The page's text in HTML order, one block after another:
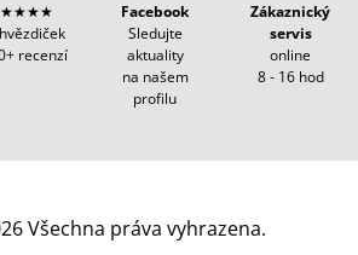
recenzí
Facebook
Sledujte
aktuality
na našem
profilu
Zákaznický
servis
online
8 - 16 hod
Všechna práva vyhrazena.